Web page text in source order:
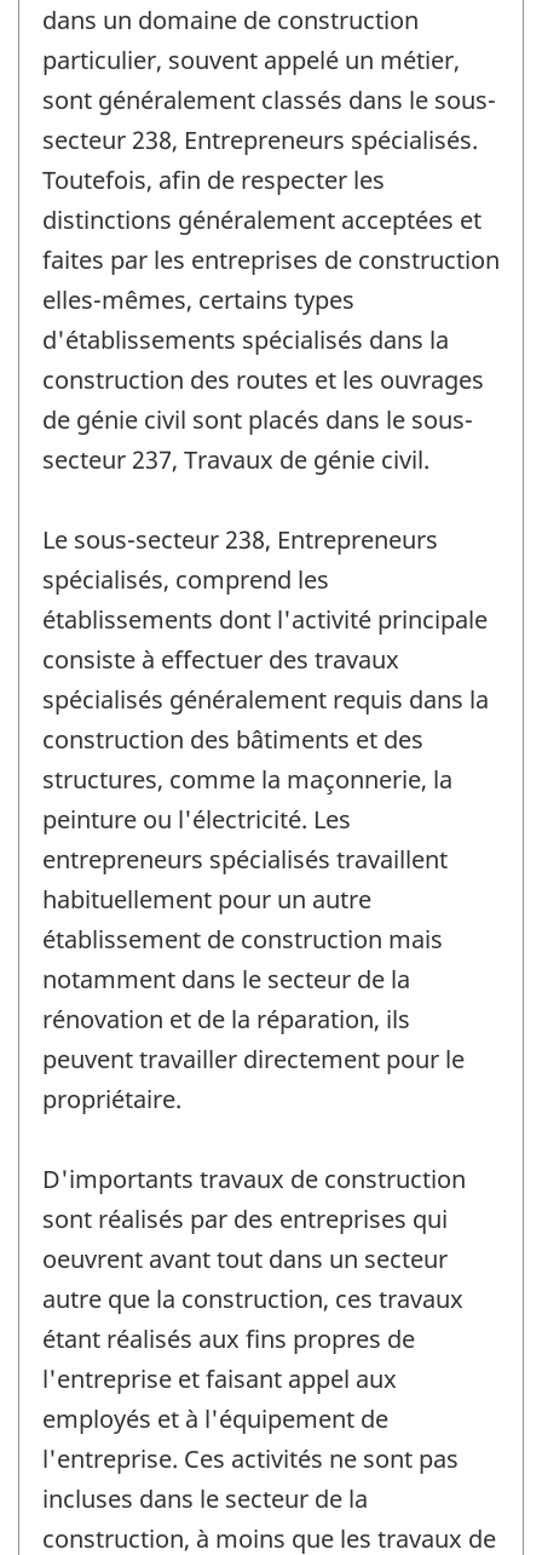
dans un domaine de construction
particulier, souvent appelé un métier,
sont généralement classés dans le sous-
secteur 238, Entrepreneurs spécialisés.
Toutefois, afin de respecter les
distinctions généralement acceptées et
faites par les entreprises de construction
elles-mêmes, certains types
d'établissements spécialisés dans la
construction des routes et les ouvrages
de génie civil sont placés dans le sous-
secteur 237, Travaux de génie civil.
Le sous-secteur 238, Entrepreneurs
spécialisés, comprend les
établissements dont l'activité principale
consiste à effectuer des travaux
spécialisés généralement requis dans la
construction des bâtiments et des
structures, comme la maçonnerie, la
peinture ou l'électricité. Les
entrepreneurs spécialisés travaillent
habituellement pour un autre
établissement de construction mais
notamment dans le secteur de la
rénovation et de la réparation, ils
peuvent travailler directement pour le
propriétaire.
D'importants travaux de construction
sont réalisés par des entreprises qui
oeuvrent avant tout dans un secteur
autre que la construction, ces travaux
étant réalisés aux fins propres de
l'entreprise et faisant appel aux
employés et à l'équipement de
l'entreprise. Ces activités ne sont pas
incluses dans le secteur de la
construction, à moins que les travaux de